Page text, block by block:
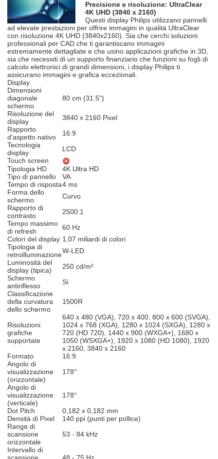
Precisione e risoluzione: UltraClear
4K UHD (3840 x 2160)
Questi display Philips utilizzano pannelli
ad elevate prestazioni per offrire immagini in qualità UltraClear
con risoluzione 4K UHD (3840x2160). Sia che cerchi soluzioni
professionali per CAD che ti garantiscano immagini
estremamente dettagliate e che usino applicazioni grafiche in 3D,
sia che necessiti di un supporto finanziario che funzioni su fogli di
calcolo elettronici di grandi dimensioni, i display Philips ti
assicurano immagini e grafica eccezionali.
Display
Dimensioni
diagonale
schermo
80 cm (31.5")
Risoluzione del
display
3840 x 2160 Pixel
Rapporto
d'aspetto nativo
16:9
Tecnologia
display
LCD
Touch screen
Tipologia HD
4K Ultra HD
Tipo di pannello
VA
Tempo di risposta4 ms
Forma dello
schermo
Curvo
Rapporto di
contrasto
2500:1
Tempo massimo
di refresh
60 Hz
Colori del display 1,07 miliardi di colori
Tipologia di
retroilluminazioneW-LED
Luminosità del
display (tipica)
250 cd/m²
Schermo
antiriflesso
Sì
Classificazione
della curvatura
dello schermo
1500R
Risoluzioni
grafiche
supportate
640 x 480 (VGA), 720 x 400, 800 x 600 (SVGA),
1024 x 768 (XGA), 1280 x 1024 (SXGA), 1280 x
720 (HD 720), 1440 x 900 (WXGA+), 1680 x
1050 (WSXGA+), 1920 x 1080 (HD 1080), 1920
x 2160, 3840 x 2160
Formato
16:9
Angolo di
visualizzazione
(orizzontale)
178°
Angolo di
visualizzazione
(verticale)
178°
Dot Pitch
0,182 x 0,182 mm
Densità di Pixel
140 ppi (punti per pollice)
Range di
scansione
orizzontale
53 - 84 kHz
Intervallo di